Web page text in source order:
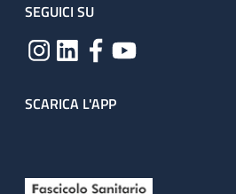
SEGUICI SU
SCARICA L'APP